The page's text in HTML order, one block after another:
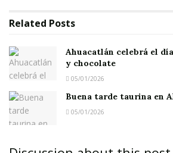
actividades, el Seminario de
contempla realizar en esta
interesante evento cultural
próximo sábado 14 de marzo.
Related Posts
Ahuacatlán celebrá el
y chocolate
05/01/2026
Buena tarde taurina en
05/01/2026